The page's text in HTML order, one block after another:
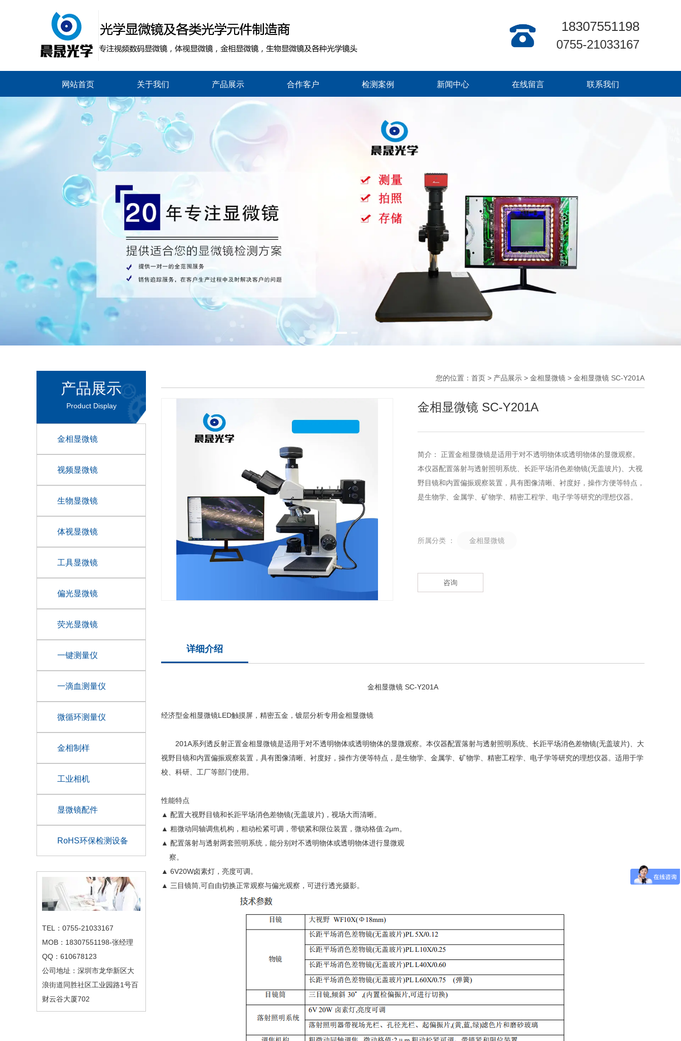
18307551198
0755-21033167
网站首页 关于我们 产品展示 合作客户 检测案例 新闻中心 在线留言 联系我们
产品展示
Product Display
金相显微镜
视频显微镜
生物显微镜
体视显微镜
工具显微镜
偏光显微镜
荧光显微镜
一键测量仪
一滴血测量仪
微循环测量仪
金相制样
工业相机
显微镜配件
RoHS环保检测设备
TEL：0755-21033167
MOB：18307551198-张经理
QQ：610678123
公司地址：深圳市龙华新区大
浪街道同胜社区工业园路1号百
财云谷大厦702
您的位置：首页 > 产品展示 > 金相显微镜 > 金相显微镜 SC-Y201A
金相显微镜 SC-Y201A
简介： 正置金相显微镜是适用于对不透明物体或透明物体的显微观察。
本仪器配置落射与透射照明系统、长距平场消色差物镜(无盖玻片)、大视
野目镜和内置偏振观察装置，具有图像清晰、衬度好，操作方便等特点，
是生物学、金属学、矿物学、精密工程学、电子学等研究的理想仪器。
所属分类 ： 金相显微镜
咨询
详细介绍
金相显微镜 SC-Y201A
经济型金相显微镜LED触摸屏，精密五金，镀层分析专用金相显微镜
201A系列透反射正置金相显微镜是适用于对不透明物体或透明物体的显微观察。本仪器配置落射与透射照明系统、长距平场消色差物镜(无盖玻片)、大
视野目镜和内置偏振观察装置，具有图像清晰、衬度好，操作方便等特点，是生物学、金属学、矿物学、精密工程学、电子学等研究的理想仪器。适用于学
校、科研、工厂等部门使用。
性能特点
▲ 配置大视野目镜和长距平场消色差物镜(无盖玻片)，视场大而清晰。
▲ 粗微动同轴调焦机构，粗动松紧可调，带锁紧和限位装置，微动格值:2μm。
▲ 配置落射与透射两套照明系统，能分别对不透明物体或透明物体进行显微观
察。
▲ 6V20W卤素灯，亮度可调。
▲ 三目镜筒,可自由切换正常观察与偏光观察，可进行透光摄影。